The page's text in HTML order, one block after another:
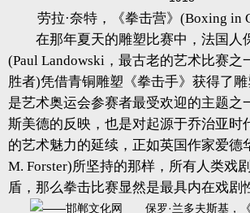
劳拉·奈特，《拳击营》(Boxing in
在那年夏天的雕塑比赛中，法国人
(Paul Landowski，最古老的艺术比赛之
胜者)凭借青铜雕塑《拳击手》获得了
是艺术奥运会参赛者最受欢迎的主题之
斯美德的反映，也是对起源于乔治亚时
的艺术魅力的延续，正如英国作家爱德
M. Forster)所坚持的那样，所有人类戏
盾，那么拳击比赛显然是最具内在戏剧